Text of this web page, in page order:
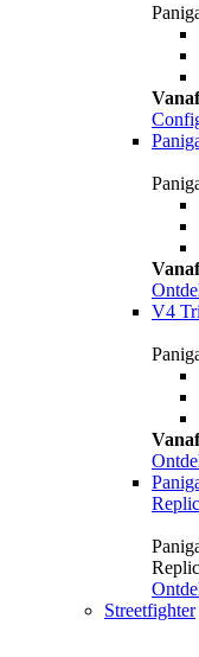
V4
Streetfighter